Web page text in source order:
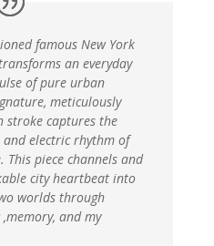
famous New York
an everyday
of pure urban
meticulously
stroke captures the
electric rhythm of
This piece channels and
city heartbeat into
worlds through
,memory, and my